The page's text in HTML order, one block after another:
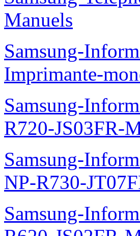
Manuels
Samsung-
Imprimante-
Samsung-
R720-JS03FR-
Samsung-
NP-R730-
Samsung-